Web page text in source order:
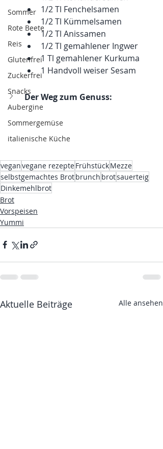
Sommer
Rote Beete
Reis
Glutenfrei
Zuckerfrei
Snacks
Aubergine
Sommergemüse
italienische Küche
1/2 Tl Fenchelsamen
1/2 Tl Kümmelsamen
1/2 Tl Anissamen
1/2 Tl gemahlener Ingwer
1 Tl gemahlener Kurkuma
1 Handvoll weiser Sesam
Der Weg zum Genuss:
veganvegane rezepteFrühstückMezze
selbstgemachtes Brotbrunch brotsauerteig
Dinkemehlbrot
Brot
Vorspeisen
Yummi
Aktuelle Beiträge Alle ansehen